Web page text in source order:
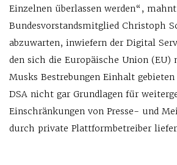
Einzelnen überlassen werden“,
Bundesvorstandsmitglied Christoph
abzuwarten, inwiefern der Digital
den sich die Europäische Union (EU)
Musks Bestrebungen Einhalt
DSA nicht gar Grundlagen für
Einschränkungen von Presse- und
durch private Plattformbetreiber